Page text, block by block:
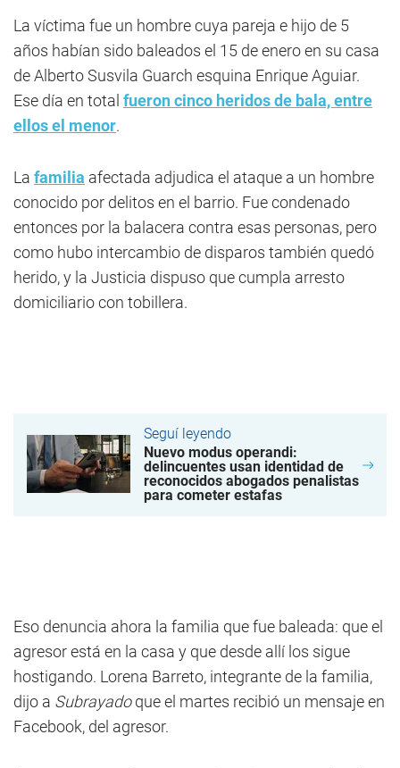
La víctima fue un hombre cuya pareja e hijo de 5
años habían sido baleados el 15 de enero en su casa
de Alberto Susvila Guarch esquina Enrique Aguiar.
Ese día en total fueron cinco heridos de bala, entre
ellos el menor.
La familia afectada adjudica el ataque a un hombre
conocido por delitos en el barrio. Fue condenado
entonces por la balacera contra esas personas, pero
como hubo intercambio de disparos también quedó
herido, y la Justicia dispuso que cumpla arresto
domiciliario con tobillera.
Seguí leyendo
Nuevo modus operandi:
delincuentes usan identidad de
reconocidos abogados penalistas
para cometer estafas
Eso denuncia ahora la familia que fue baleada: que el
agresor está en la casa y que desde allí los sigue
hostigando. Lorena Barreto, integrante de la familia,
dijo a Subrayadoque el martes recibió un mensaje en
Facebook, del agresor.